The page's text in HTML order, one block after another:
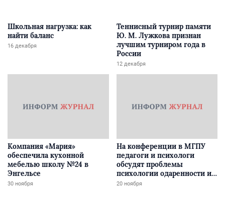
Школьная нагрузка: как
найти баланс
16 декабря
Теннисный турнир памяти
Ю. М. Лужкова признан
лучшим турниром года в
России
12 декабря
Компания «Мария»
обеспечила кухонной
мебелью школу №24 в
Энгельсе
30 ноября
На конференции в МГПУ
педагоги и психологи
обсудят проблемы
психологии одаренности и
творчества
20 ноября